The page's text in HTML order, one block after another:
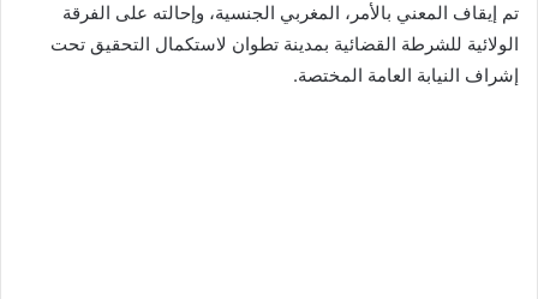
تم إيقاف المعني بالأمر، المغربي الجنسية، وإحالته على الفرقة
الولائية للشرطة القضائية بمدينة تطوان لاستكمال التحقيق تحت
إشراف النيابة العامة المختصة.